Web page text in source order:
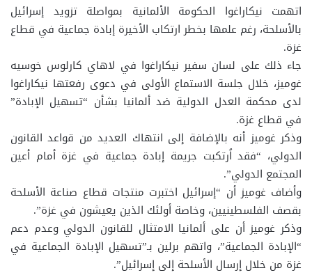
اتهمت نيكاراغوا الحكومة الألمانية بمواصلة تزويد إسرائيل
بالأسلحة، رغم علمها بخطر ارتكاب الأخيرة إبادة جماعية في قطاع
غزة.
جاء ذلك على لسان سفير نيكاراغوا في لاهاي كارلوس خوسيه
غوميز، خلال جلسة الاستماع الأولى في دعوى رفعتها نيكاراغوا
لدى محكمة العدل الدولية ضد ألمانيا بشأن “تسهيل الإبادة”
في قطاع غزة.
وذكر غوميز أنه بالإضافة إلى انتهاك العديد من قواعد القانون
الدولي، “فقد اُرتكبت جريمة إبادة جماعية في غزة أمام أعين
المجتمع الدولي”.
وأضاف غوميز أن “إسرائيل اختبرت منتجات قطاع صناعة الأسلحة
بقصف الفلسطينيين، وخاصة أولئك الذين يعيشون في غزة”.
وذكر غوميز أن على ألمانيا الامتثال للقانون الدولي وعدم دعم
“الإبادة الجماعية”، واتهم برلين بـ”تسهيل الإبادة الجماعية في
غزة من خلال إرسال الأسلحة إلى إسرائيل”.